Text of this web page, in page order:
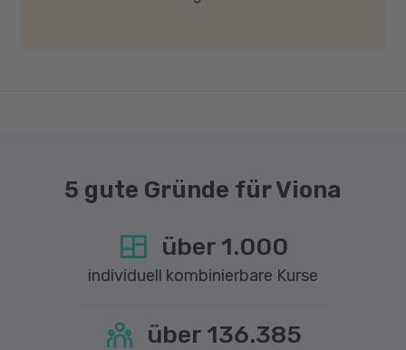
5 gute Gründe für Viona
über 1.000
individuell kombinierbare Kurse
über 136.385